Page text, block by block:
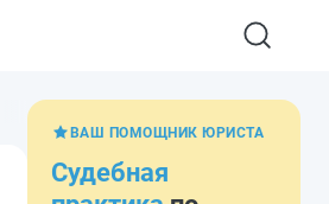
ВАШ ПОМОЩНИК ЮРИСТА
Судебная